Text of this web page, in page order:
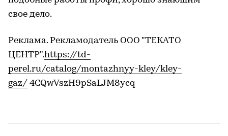
свое дело.
Реклама. Рекламодатель ООО "ТЕКАТО
ЦЕНТР".https://td-
perel.ru/catalog/montazhnyy-kley/kley-
gaz/ 4CQwVszH9pSaLJM8ycq